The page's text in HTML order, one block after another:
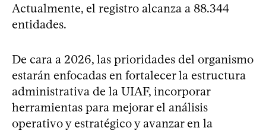
Actualmente, el registro alcanza a 88.344
entidades.
De cara a 2026, las prioridades del organismo
estarán enfocadas en fortalecer la estructura
administrativa de la UIAF, incorporar
herramientas para mejorar el análisis
operativo y estratégico y avanzar en la